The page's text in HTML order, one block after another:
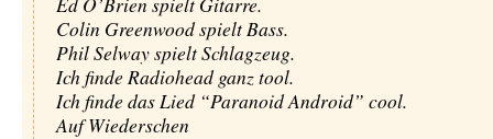
Colin Greenwood spielt Bass.
Phil Selway spielt Schlagzeug.
Ich finde Radiohead ganz tool.
Ich finde das Lied “Paranoid Android” cool.
Auf Wiederschen